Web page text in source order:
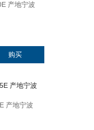
产地宁波
购买
产地宁波